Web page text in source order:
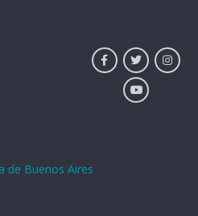
de Buenos Aires